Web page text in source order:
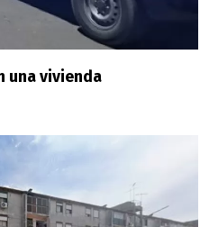
una vivienda